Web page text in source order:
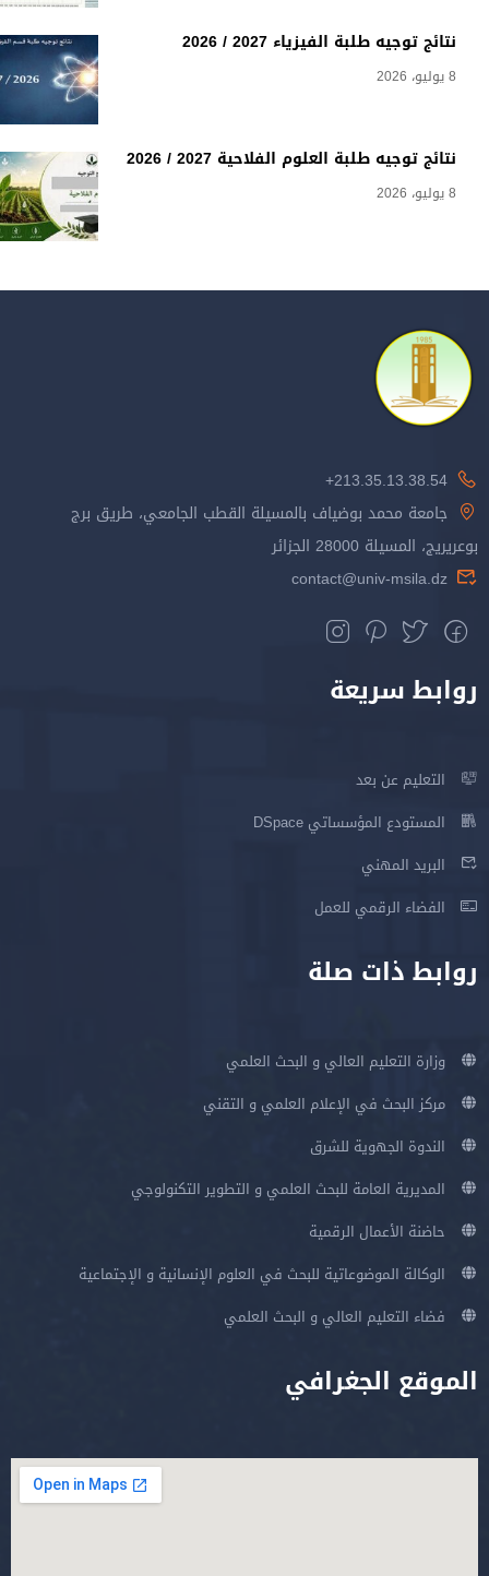
نتائج توجيه طلبة الفيزياء 2027 / 2026
8 يوليو، 2026
نتائج توجيه طلبة العلوم الفلاحية 2027 / 2026
8 يوليو، 2026
213.35.13.38.54+
جامعة محمد بوضياف بالمسيلة القطب الجامعي، طريق برج
بوعريريج، المسيلة 28000 الجزائر
contact@univ-msila.dz
روابط سريعة
التعليم عن بعد
المستودع المؤسساتي DSpace
البريد المهني
الفضاء الرقمي للعمل
روابط ذات صلة
وزارة التعليم العالي و البحث العلمي
مركز البحث في الإعلام العلمي و التقني
الندوة الجهوية للشرق
المديرية العامة للبحث العلمي و التطوير التكنولوجي
حاضنة الأعمال الرقمية
الوكالة الموضوعاتية للبحث في العلوم الإنسانية و الإجتماعية
فضاء التعليم العالي و البحث العلمي
الموقع الجغرافي